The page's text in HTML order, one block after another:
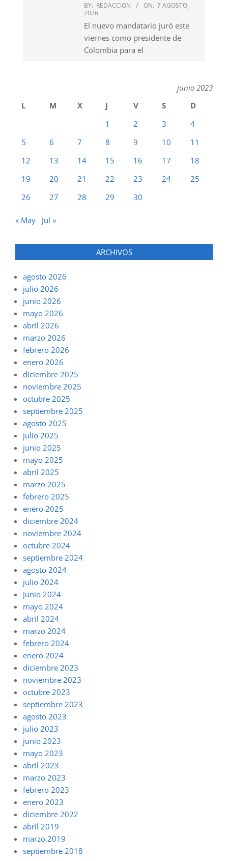
BY: REDACCION ON: 7 AGOSTO,
2026
El nuevo mandatario juró este
viernes como presidente de
Colombia para el
junio 2023
L
M X J V S
D
1
2 3
4
5
6 7 8 9 10
11
12
13 14 15 16 17
18
19
20 21 22 23 24
25
26
27 28 29 30
« May Jul »
ARCHIVOS
agosto 2026
julio 2026
junio 2026
mayo 2026
abril 2026
marzo 2026
febrero 2026
enero 2026
diciembre 2025
noviembre 2025
octubre 2025
septiembre 2025
agosto 2025
julio 2025
junio 2025
mayo 2025
abril 2025
marzo 2025
febrero 2025
enero 2025
diciembre 2024
noviembre 2024
octubre 2024
septiembre 2024
agosto 2024
julio 2024
junio 2024
mayo 2024
abril 2024
marzo 2024
febrero 2024
enero 2024
diciembre 2023
noviembre 2023
octubre 2023
septiembre 2023
agosto 2023
julio 2023
junio 2023
mayo 2023
abril 2023
marzo 2023
febrero 2023
enero 2023
diciembre 2022
abril 2019
marzo 2019
septiembre 2018